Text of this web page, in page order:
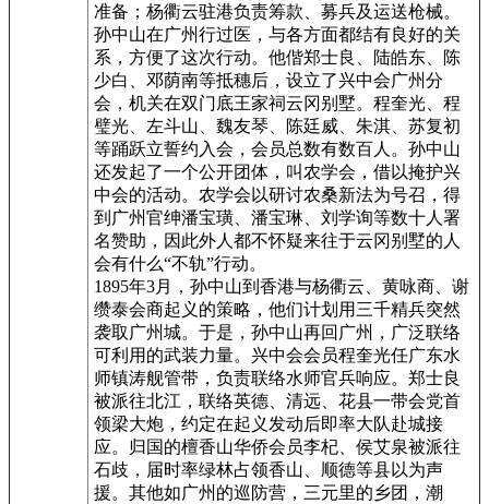
准备；杨衢云驻港负责筹款、募兵及运送枪械。
孙中山在广州行过医，与各方面都结有良好的关
系，方便了这次行动。他偕郑士良、陆皓东、陈
少白、邓荫南等抵穗后，设立了兴中会广州分
会，机关在双门底王家祠云冈别墅。程奎光、程
璧光、左斗山、魏友琴、陈廷威、朱淇、苏复初
等踊跃立誓约入会，会员总数有数百人。孙中山
还发起了一个公开团体，叫农学会，借以掩护兴
中会的活动。农学会以研讨农桑新法为号召，得
到广州官绅潘宝璜、潘宝琳、刘学询等数十人署
名赞助，因此外人都不怀疑来往于云冈别墅的人
会有什么“不轨”行动。
1895年3月，孙中山到香港与杨衢云、黄咏商、谢
缵泰会商起义的策略，他们计划用三千精兵突然
袭取广州城。于是，孙中山再回广州，广泛联络
可利用的武装力量。兴中会会员程奎光任广东水
师镇涛舰管带，负责联络水师官兵响应。郑士良
被派往北江，联络英德、清远、花县一带会党首
领梁大炮，约定在起义发动后即率大队赴城接
应。归国的檀香山华侨会员李杞、侯艾泉被派往
石歧，届时率绿林占领香山、顺德等县以为声
援。其他如广州的巡防营，三元里的乡团，潮